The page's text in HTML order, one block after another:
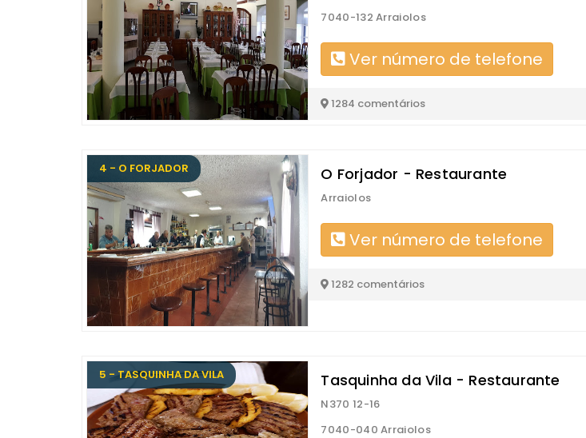
7040-132 Arraiolos
Ver número de telefone
1284 comentários
4 - O FORJADOR O Forjador - Restaurante
Arraiolos
Ver número de telefone
1282 comentários
5 - TASQUINHA DA VILA Tasquinha da Vila - Restaurante
N370 12-16
7040-040 Arraiolos